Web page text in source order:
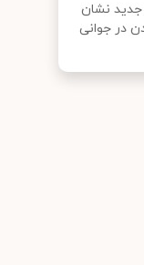
جدید نشان
در جوانی